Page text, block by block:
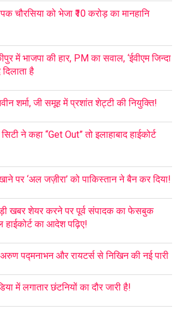
चौरसिया को भेजा ₹10 करोड़ का मानहानि
में भाजपा की हार, PM का सवाल, ‘ईवीएम जिन्दा
है
शर्मा, जी समूह में प्रशांत शेट्टी की नियुक्ति!
ने कहा “Get Out” तो इलाहाबाद हाईकोर्ट
पर ‘अल जज़ीरा’ को पाकिस्तान ने बैन कर दिया!
खबर शेयर करने पर पूर्व संपादक का फेसबुक
का आदेश पढ़िए!
पद्मनाभन और रायटर्स से निखिन की नई पारी
में लगातार छंटनियों का दौर जारी है!